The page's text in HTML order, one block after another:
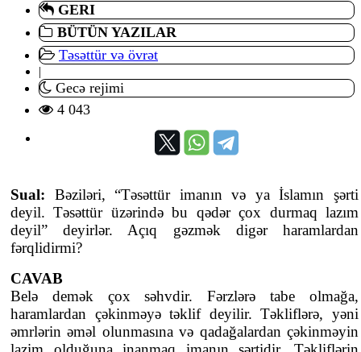
GERI
BÜTÜN YAZILAR
Təsəttür və övrət
|
Gecə rejimi
4 043
Sual: Bəziləri, “Təsəttür imanın və ya İslamın şərti
deyil. Təsəttür üzərində bu qədər çox durmaq lazım
deyil” deyirlər. Açıq gəzmək digər haramlardan
fərqlidirmi?
CAVAB
Belə demək çox səhvdir. Fərzlərə tabe olmağa,
haramlardan çəkinməyə təklif deyilir. Təkliflərə, yəni
əmrlərin əməl olunmasına və qadağalardan çəkinməyin